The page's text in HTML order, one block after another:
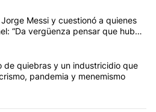
con más comentarios en los
el título "Milei despidió a Jorge
Messi y cuestionó a quienes
“Da vergüenza pensar que hubo
el título "Récord histórico de
de quiebras y un industricidio que
pandemia y menemismo